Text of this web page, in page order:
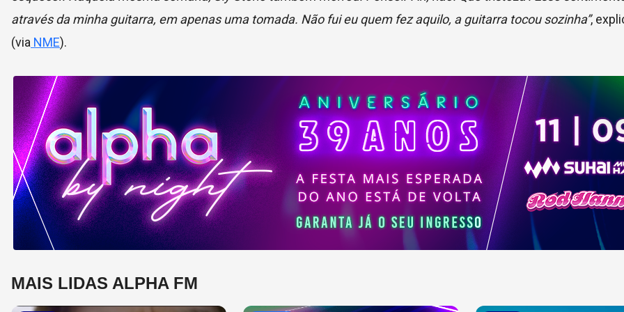
através da minha guitarra, em apenas uma tomada. Não fui eu quem fez aquilo, a guitarra tocou sozinha”,
(via NME).
MAIS LIDAS ALPHA FM